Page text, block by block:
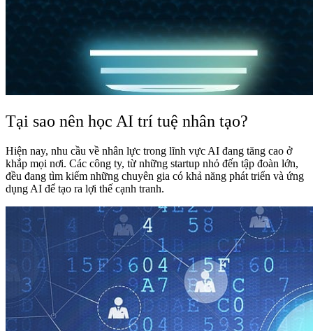
Tại sao nên học AI trí tuệ nhân tạo?
Hiện nay, nhu cầu về nhân lực trong lĩnh vực AI đang tăng cao ở
khắp mọi nơi. Các công ty, từ những startup nhỏ đến tập đoàn lớn,
đều đang tìm kiếm những chuyên gia có khả năng phát triển và ứng
dụng AI để tạo ra lợi thế cạnh tranh.